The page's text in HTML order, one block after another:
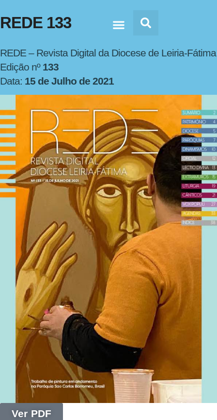
REDE 133
REDE – Revista Digital da Diocese de Leiria-Fátima
Edição nº 133
Data: 15 de Julho de 2021
Ver PDF